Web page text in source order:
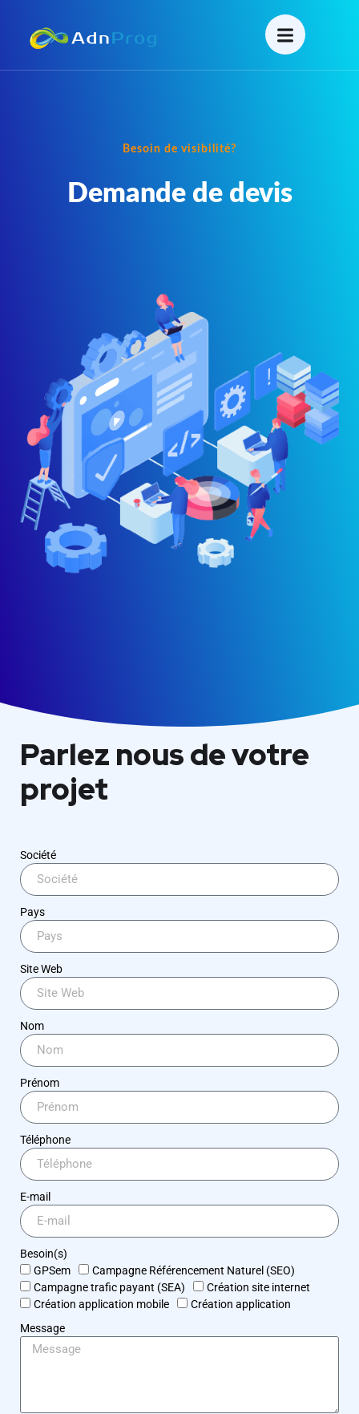
Besoin de visibilité?
Demande de devis
Parlez nous de votre
projet
Société
Pays
Site Web
Nom
Prénom
Téléphone
E-mail
Besoin(s)
GPSem
Campagne Référencement Naturel (SEO)
Campagne trafic payant (SEA)
Création site internet
Création application mobile
Création application
Message